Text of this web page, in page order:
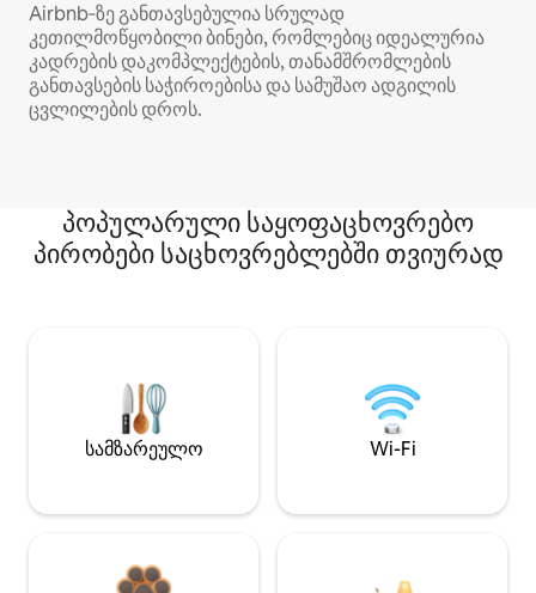
Airbnb‑ზე განთავსებულია სრულად
კეთილმოწყობილი ბინები, რომლებიც იდეალურია
კადრების დაკომპლექტების, თანამშრომლების
განთავსების საჭიროებისა და სამუშაო ადგილის
ცვლილების დროს.
პოპულარული საყოფაცხოვრებო
პირობები საცხოვრებლებში თვიურად
სამზარეულო Wi-Fi